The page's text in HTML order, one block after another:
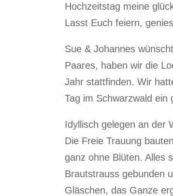
Hochzeitstag meine
Lasst Euch feiern,
Sue & Johannes
Paares, haben wir die
Jahr stattfinden. Wir
Tag im Schwarzwald ein
Idyllisch gelegen an der
Die Freie Trauung
ganz ohne Blüten. Alles
Brautstrauss gebunden
Gläschen, das Ganze